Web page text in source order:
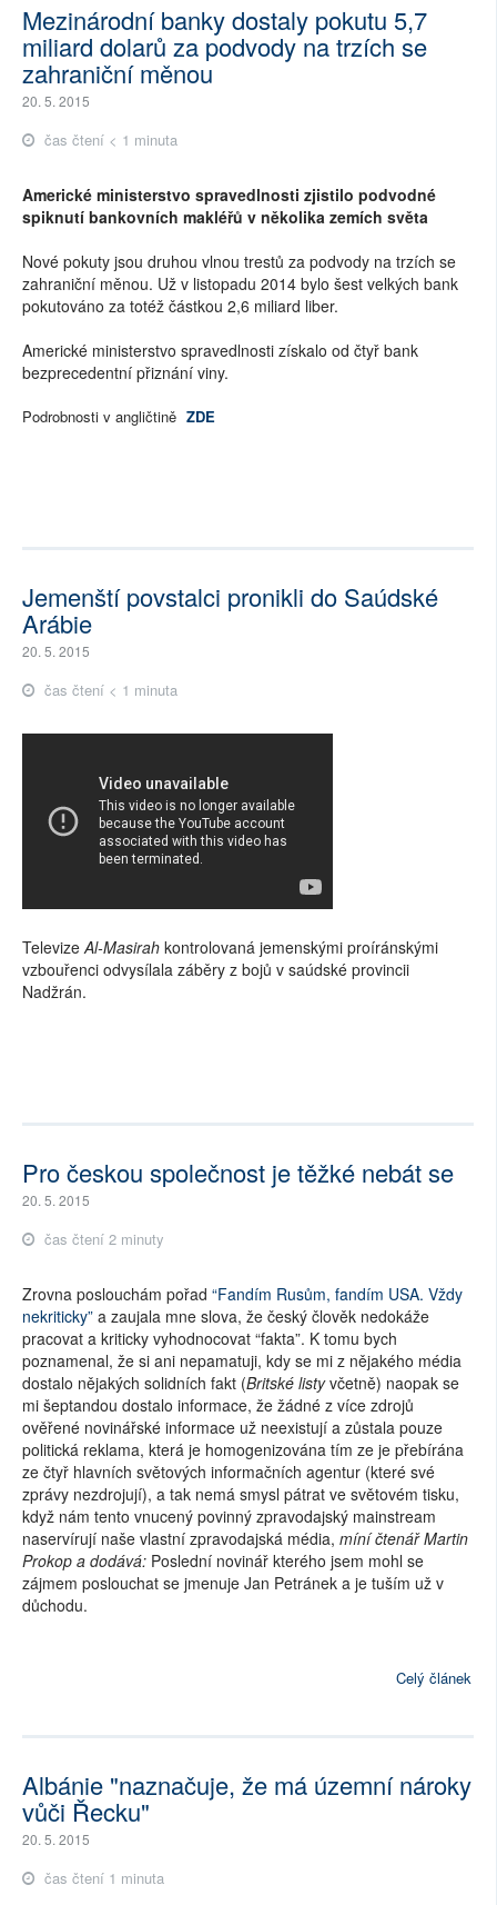
Mezinárodní banky dostaly pokutu 5,7
miliard dolarů za podvody na trzích se
zahraniční měnou
20. 5. 2015
čas čtení < 1 minuta
Americké ministerstvo spravedlnosti zjistilo podvodné
spiknutí bankovních makléřů v několika zemích světa
Nové pokuty jsou druhou vlnou trestů za podvody na trzích se
zahraniční měnou. Už v listopadu 2014 bylo šest velkých bank
pokutováno za totéž částkou 2,6 miliard liber.
Americké ministerstvo spravedlnosti získalo od čtyř bank
bezprecedentní přiznání viny.
Podrobnosti v angličtině ZDE
Jemenští povstalci pronikli do Saúdské
Arábie
20. 5. 2015
čas čtení < 1 minuta
TelevizeAl-Masirah kontrolovaná jemenskými proíránskými
vzbouřenci odvysílala záběry z bojů v saúdské provincii
Nadžrán.
Pro českou společnost je těžké nebát se
20. 5. 2015
čas čtení 2 minuty
Zrovna poslouchám pořad “Fandím Rusům, fandím USA. Vždy
nekriticky” a zaujala mne slova, že český člověk nedokáže
pracovat a kriticky vyhodnocovat “fakta”. K tomu bych
poznamenal, že si ani nepamatuji, kdy se mi z nějakého média
dostalo nějakých solidních fakt (Britské listyvčetně) naopak se
mi šeptandou dostalo informace, že žádné z více zdrojů
ověřené novinářské informace už neexistují a zůstala pouze
politická reklama, která je homogenizována tím ze je přebírána
ze čtyř hlavních světových informačních agentur (které své
zprávy nezdrojují), a tak nemá smysl pátrat ve světovém tisku,
když nám tento vnucený povinný zpravodajský mainstream
naservírují naše vlastní zpravodajská média, míní čtenář Martin
Prokop a dodává: Poslední novinář kterého jsem mohl se
zájmem poslouchat se jmenuje Jan Petránek a je tuším už v
důchodu.
Celý článek
Albánie "naznačuje, že má územní nároky
vůči Řecku"
20. 5. 2015
čas čtení 1 minuta